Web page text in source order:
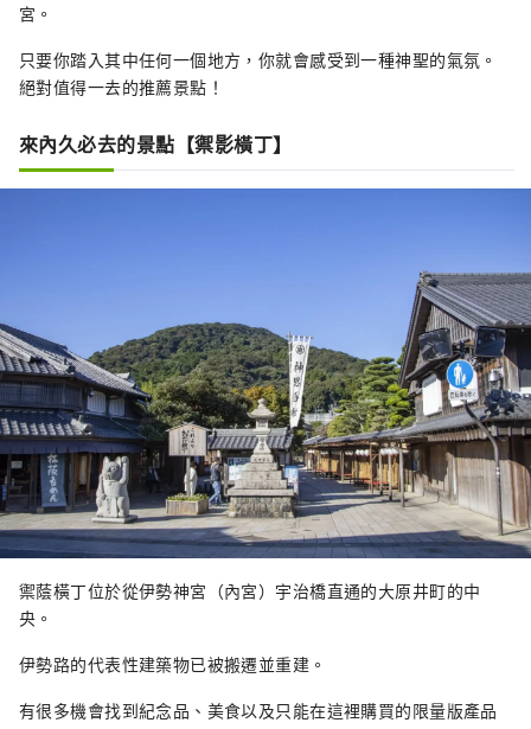
宮。
只要你踏入其中任何一個地方，你就會感受到一種神聖的氣氛。
絕對值得一去的推薦景點！
來內久必去的景點【禦影橫丁】
禦蔭橫丁位於從伊勢神宮（內宮）宇治橋直通的大原井町的中
央。
伊勢路的代表性建築物已被搬遷並重建。
有很多機會找到紀念品、美食以及只能在這裡購買的限量版產品